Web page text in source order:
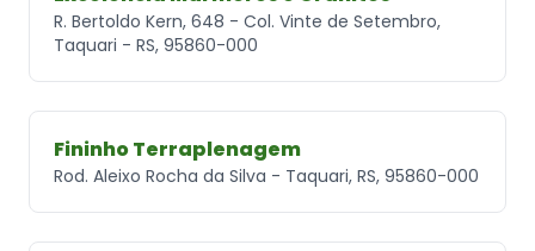
R. Bertoldo Kern, 648 - Col. Vinte de Setembro,
Taquari - RS, 95860-000
Fininho Terraplenagem
Rod. Aleixo Rocha da Silva - Taquari, RS, 95860-000